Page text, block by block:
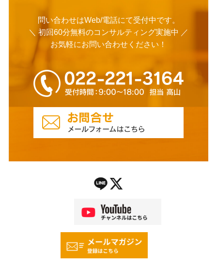
問い合わせはWeb/電話にて受付中です。
＼ 初回60分無料のコンサルティング実施中 ／
お気軽にお問い合わせください！